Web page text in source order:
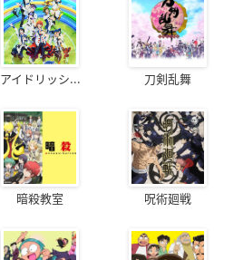
アイドリッシ... 刀剣乱舞
暗殺教室 呪術廻戦